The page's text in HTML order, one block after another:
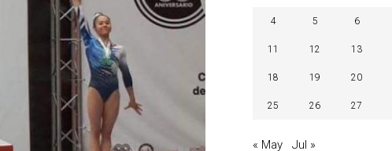
4 5 6
11 12 13
18 19 20
25 26 27
« May Jul »